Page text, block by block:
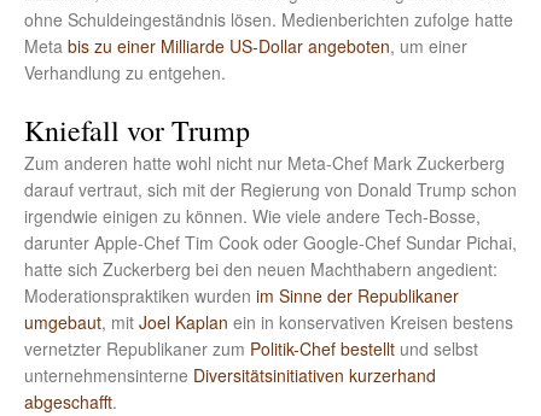
ohne Schuldeingeständnis lösen. Medienberichten zufolge hatte
Meta bis zu einer Milliarde US-Dollar angeboten, um einer
Verhandlung zu entgehen.
Kniefall vor Trump
Zum anderen hatte wohl nicht nur Meta-Chef Mark Zuckerberg
darauf vertraut, sich mit der Regierung von Donald Trump schon
irgendwie einigen zu können. Wie viele andere Tech-Bosse,
darunter Apple-Chef Tim Cook oder Google-Chef Sundar Pichai,
hatte sich Zuckerberg bei den neuen Machthabern angedient:
Moderationspraktiken wurden im Sinne der Republikaner
umgebaut, mit Joel Kaplan ein in konservativen Kreisen bestens
vernetzter Republikaner zum Politik-Chef bestellt und selbst
unternehmensinterne Diversitätsinitiativen kurzerhand
abgeschafft.